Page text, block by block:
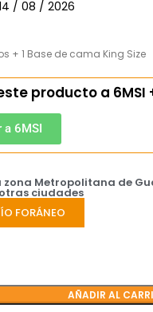
/ 08 / 2026
+ 1 Base de cama King Size
producto a 6MSI
a 6MSI
zona Metropolitana de
ciudades
FORÁNEO
AÑADIR AL